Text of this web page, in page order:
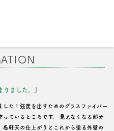
りました。』
た！強度を出すためのグラスファイバー
っているところです。 見えなくなる部分
💪軒天の仕上がりとこれから塗る外壁の